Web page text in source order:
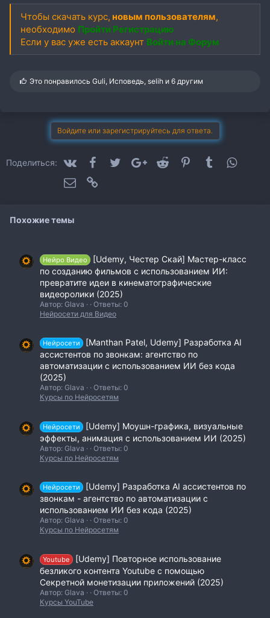
Чтобы скачать курс, новым пользователям,
необходимо Пройти Регистрацию
Если у вас уже есть аккаунт Войти на Форум
С
Это понравилосьGuli, Исповедь,selih и 6 другим
Войдите или зарегистрируйтесь для ответа.
Поделиться: VK FacebookTwitterGoogle+Reddit PinterestTumblr
Электронная почта
Похожие темы
Нейро Видео
[Udemy, Честер Скай] Мастер-класс
по созданию фильмов с использованием ИИ:
превратите идеи в кинематографические
видеоролики (2025)
Автор: Glava
Ответы: 0
Нейросети для Видео
Нейросети
[Manthan Patel, Udemy] Разработка AI
ассистентов по звонкам: агентство по
автоматизации с использованием ИИ без кода
(2025)
Автор: Glava
Ответы: 0
Курсы по Нейросетям
Нейросети
[Udemy] Моушн-графика, визуальные
эффекты, анимация с использованием ИИ (2025)
Автор: Glava
Ответы: 0
Курсы по Нейросетям
Нейросети
[Udemy] Разработка AI ассистентов по
звонкам - агентство по автоматизации с
использованием ИИ без кода (2025)
Автор: Glava
Ответы: 0
Курсы по Нейросетям
Youtube
[Udemy] Повторное использование
безликого контента Youtube с помощью
Секретной монетизации приложений (2025)
Автор: Glava
Ответы: 0
Курсы YouTube